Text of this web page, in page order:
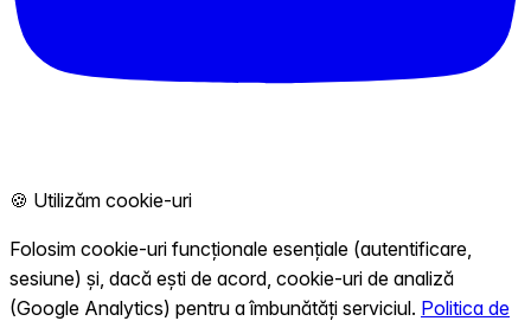
🍪 Utilizăm cookie-uri
Folosim cookie-uri funcționale esențiale (autentificare,
sesiune) și, dacă ești de acord, cookie-uri de analiză
(Google Analytics) pentru a îmbunătăți serviciul. Politica de